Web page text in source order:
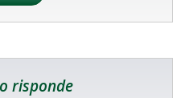
risponde